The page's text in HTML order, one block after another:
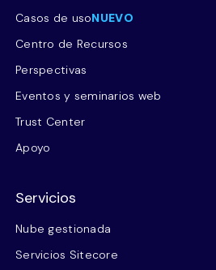
Casos de usoNUEVO
Centro de Recursos
Perspectivas
Eventos y seminarios web
Trust Center
Apoyo
Servicios
Nube gestionada
Servicios Sitecore